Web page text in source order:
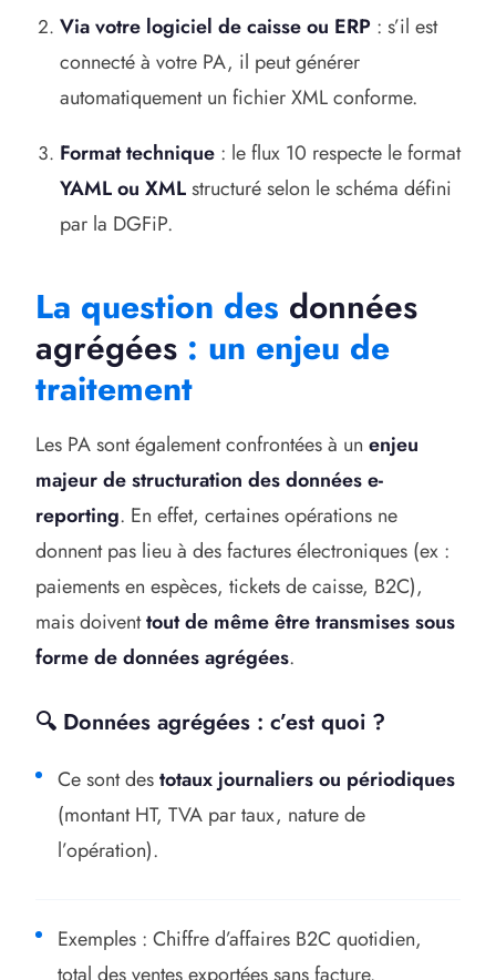
Via votre logiciel de caisse ou ERP : s’il est
connecté à votre PA, il peut générer
automatiquement un fichier XML conforme.
Format technique : le flux 10 respecte le format
YAML ou XMLstructuré selon le schéma défini
par la DGFiP.
La question des données
agrégées : un enjeu de
traitement
Les PA sont également confrontées à un enjeu
majeur de structuration des données e-
reporting. En effet, certaines opérations ne
donnent pas lieu à des factures électroniques (ex :
paiements en espèces, tickets de caisse, B2C),
mais doiventtout de même être transmises sous
forme de données agrégées.
🔍 Données agrégées : c’est quoi ?
Ce sont destotaux journaliers ou périodiques
(montant HT, TVA par taux, nature de
l’opération).
Exemples : Chiffre d’affaires B2C quotidien,